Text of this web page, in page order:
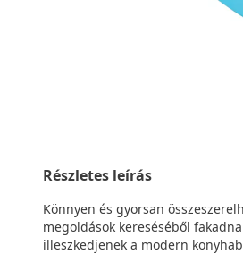
Részletes leírás
Könnyen és gyorsan
megoldások kereséséből
illeszkedjenek a modern